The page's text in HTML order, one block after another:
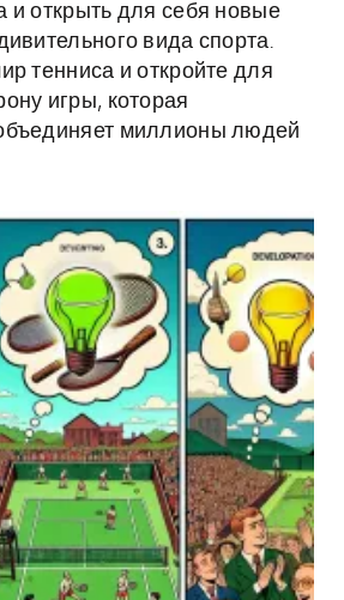
и открыть для себя новые
вида спорта.
тенниса и откройте для
игры, которая
миллионы людей